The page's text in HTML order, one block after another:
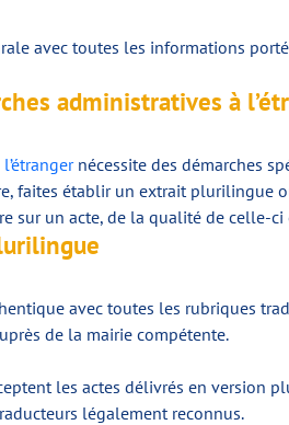
avec toutes les informations
administratives à
nécessite des démarches
faites établir un extrait
sur un acte, de la qualité de celle-
avec toutes les rubriques
de la mairie compétente.
les actes délivrés en version
légalement reconnus.